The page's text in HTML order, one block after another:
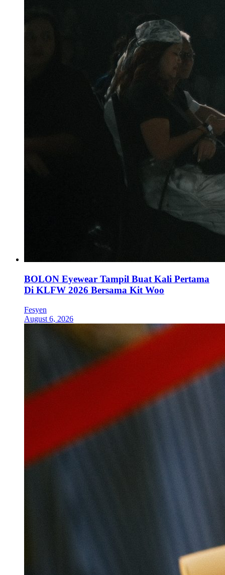
BOLON Eyewear Tampil Buat Kali Pertama
Di KLFW 2026 Bersama Kit Woo
Fesyen
August 6, 2026